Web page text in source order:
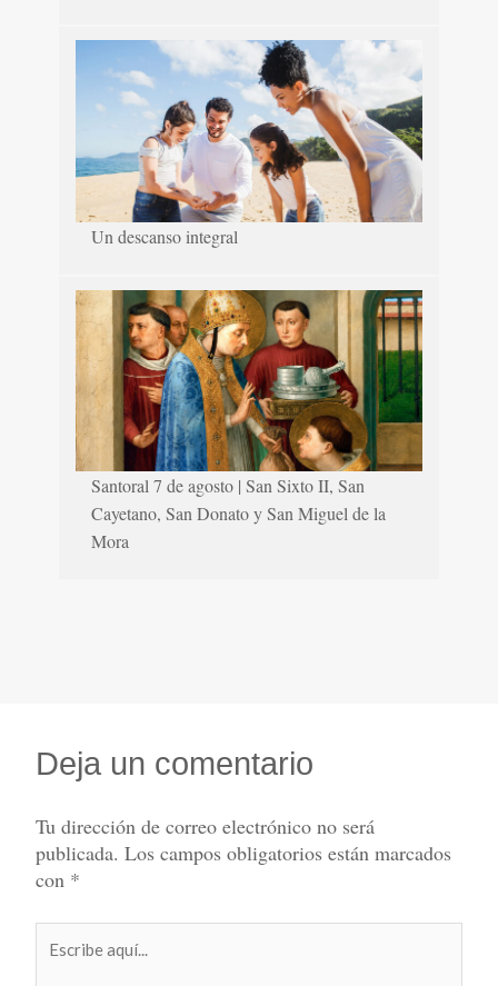
Un descanso integral
Santoral 7 de agosto | San Sixto II, San
Cayetano, San Donato y San Miguel de la
Mora
Deja un comentario
Tu dirección de correo electrónico no será
publicada. Los campos obligatorios están marcados
con *
aquí...